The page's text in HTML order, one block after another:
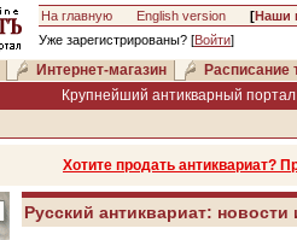
На главную English version [Наши
Уже зарегистрированы? [Войти]
Интернет-магазин
Расписание
Крупнейший антикварный
Хотите продать антиквариат?
Русский антиквариат: